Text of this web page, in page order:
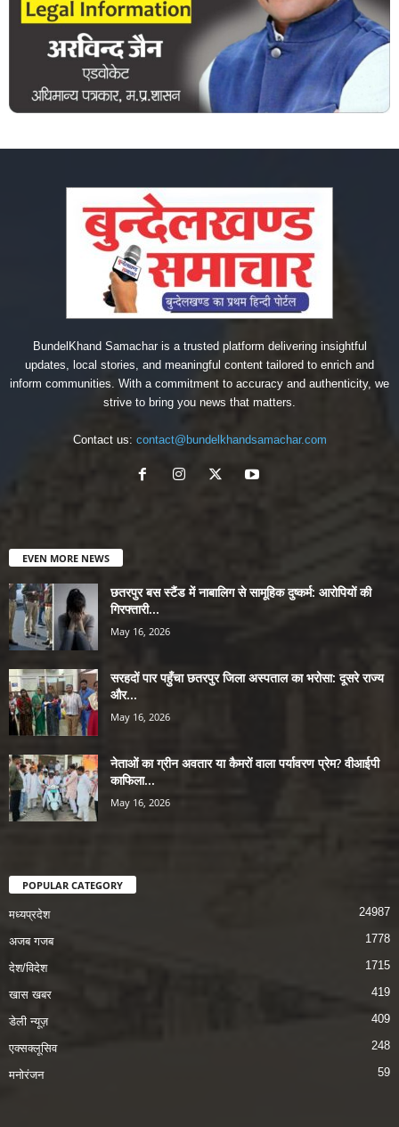
BundelKhand Samachar is a trusted platform delivering insightful
updates, local stories, and meaningful content tailored to enrich and
inform communities. With a commitment to accuracy and authenticity, we
strive to bring you news that matters.
Contact us: contact@bundelkhandsamachar.com
EVEN MORE NEWS
छतरपुर बस स्टैंड में नाबालिग से सामूहिक दुष्कर्म: आरोपियों की
गिरफ्तारी...
May 16, 2026
सरहदों पार पहुँचा छतरपुर जिला अस्पताल का भरोसा: दूसरे राज्य
और...
May 16, 2026
नेताओं का ग्रीन अवतार या कैमरों वाला पर्यावरण प्रेम? वीआईपी
काफिला...
May 16, 2026
POPULAR CATEGORY
मध्यप्रदेश 24987
अजब गजब 1778
देश/विदेश 1715
खास खबर 419
डेली न्यूज़ 409
एक्सक्लूसिव 248
मनोरंजन 59